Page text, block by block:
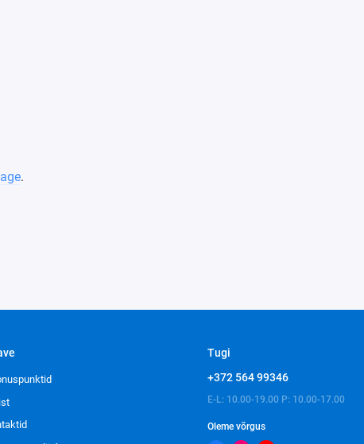
.
Tugi
+372 564 99346
E-L: 10.00-19.00 P: 10.00-17.00
Oleme võrgus